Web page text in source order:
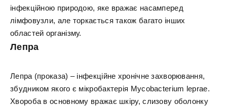
інфекційною природою, яке вражає насамперед
лімфовузли, але торкається також багато інших
областей організму.
Лепра
Лепра (проказа) – інфекційне хронічне захворювання,
збудником якого є мікробактерія Mycobacterium leprae.
Хвороба в основному вражає шкіру, слизову оболонку